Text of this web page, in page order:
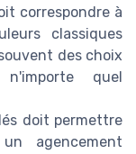
correspondre à
classiques
des choix
quel
doit permettre
agencement